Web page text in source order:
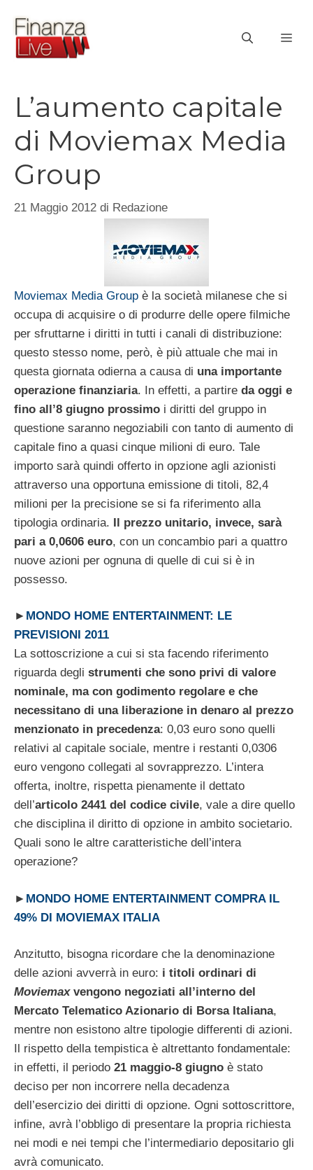
contenuto
L’aumento capitale
di Moviemax Media
Group
21 Maggio 2012 di Redazione
Moviemax Media Group è la società milanese che si
occupa di acquisire o di produrre delle opere filmiche
per sfruttarne i diritti in tutti i canali di distribuzione:
questo stesso nome, però, è più attuale che mai in
questa giornata odierna a causa di una importante
operazione finanziaria. In effetti, a partire da oggi e
fino all’8 giugno prossimo i diritti del gruppo in
questione saranno negoziabili con tanto di aumento di
capitale fino a quasi cinque milioni di euro. Tale
importo sarà quindi offerto in opzione agli azionisti
attraverso una opportuna emissione di titoli, 82,4
milioni per la precisione se si fa riferimento alla
tipologia ordinaria. Il prezzo unitario, invece, sarà
pari a 0,0606 euro, con un concambio pari a quattro
nuove azioni per ognuna di quelle di cui si è in
possesso.
► MONDO HOME ENTERTAINMENT: LE
PREVISIONI 2011
La sottoscrizione a cui si sta facendo riferimento
riguarda degli strumenti che sono privi di valore
nominale, ma con godimento regolare e che
necessitano di una liberazione in denaro al prezzo
menzionato in precedenza: 0,03 euro sono quelli
relativi al capitale sociale, mentre i restanti 0,0306
euro vengono collegati al sovrapprezzo. L’intera
offerta, inoltre, rispetta pienamente il dettato
dell’articolo 2441 del codice civile, vale a dire quello
che disciplina il diritto di opzione in ambito societario.
Quali sono le altre caratteristiche dell’intera
operazione?
► MONDO HOME ENTERTAINMENT COMPRA IL
49% DI MOVIEMAX ITALIA
Anzitutto, bisogna ricordare che la denominazione
delle azioni avverrà in euro: i titoli ordinari di
Moviemaxvengono negoziati all’interno del
Mercato Telematico Azionario di Borsa Italiana,
mentre non esistono altre tipologie differenti di azioni.
Il rispetto della tempistica è altrettanto fondamentale:
in effetti, il periodo 21 maggio-8 giugno è stato
deciso per non incorrere nella decadenza
dell’esercizio dei diritti di opzione. Ogni sottoscrittore,
infine, avrà l’obbligo di presentare la propria richiesta
nei modi e nei tempi che l’intermediario depositario gli
avrà comunicato.